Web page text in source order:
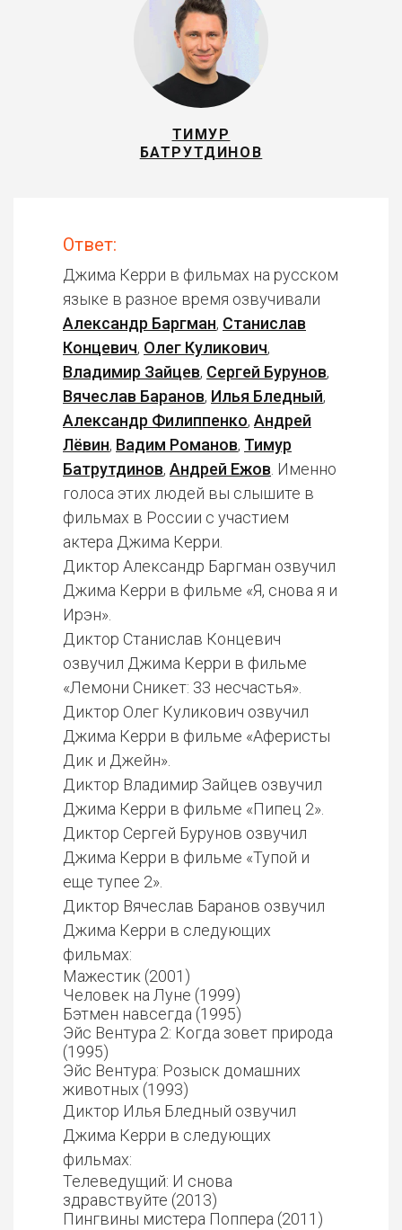
ТИМУР
БАТРУТДИНОВ
Ответ:
Джима Керри в фильмах на русском
языке в разное время озвучивали
Александр Баргман, Станислав
Концевич, Олег Куликович,
Владимир Зайцев, Сергей Бурунов,
Вячеслав Баранов, Илья Бледный,
Александр Филиппенко, Андрей
Лёвин, Вадим Романов, Тимур
Батрутдинов, Андрей Ежов . Именно
голоса этих людей вы слышите в
фильмах в России с участием
актера Джима Керри.
Диктор Александр Баргман озвучил
Джима Керри в фильме «Я, снова я и
Ирэн».
Диктор Станислав Концевич
озвучил Джима Керри в фильме
«Лемони Сникет: 33 несчастья».
Диктор Олег Куликович озвучил
Джима Керри в фильме «Аферисты
Дик и Джейн».
Диктор Владимир Зайцев озвучил
Джима Керри в фильме «Пипец 2».
Диктор Сергей Бурунов озвучил
Джима Керри в фильме «Тупой и
еще тупее 2».
Диктор Вячеслав Баранов озвучил
Джима Керри в следующих
фильмах:
Мажестик (2001)
Человек на Луне (1999)
Бэтмен навсегда (1995)
Эйс Вентура 2: Когда зовет природа
(1995)
Эйс Вентура: Розыск домашних
животных (1993)
Диктор Илья Бледный озвучил
Джима Керри в следующих
фильмах:
Телеведущий: И снова
здравствуйте (2013)
Пингвины мистера Поппера (2011)